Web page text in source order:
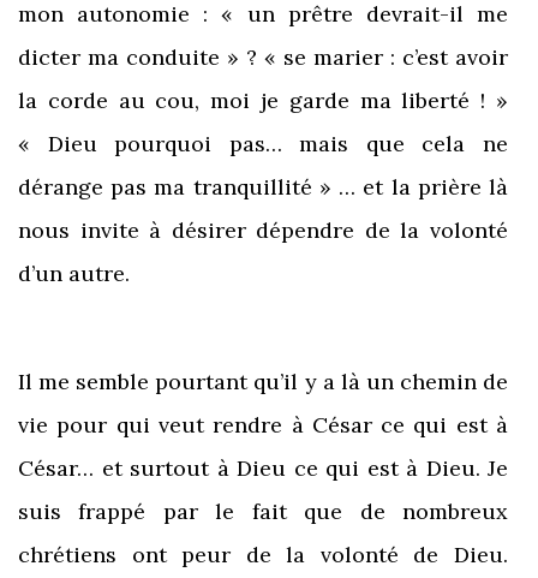
mon autonomie : « un prêtre devrait-il me
dicter ma conduite » ? « se marier : c’est avoir
la corde au cou, moi je garde ma liberté ! »
« Dieu pourquoi pas… mais que cela ne
dérange pas ma tranquillité » … et la prière là
nous invite à désirer dépendre de la volonté
d’un autre.
Il me semble pourtant qu’il y a là un chemin de
vie pour qui veut rendre à César ce qui est à
César… et surtout à Dieu ce qui est à Dieu. Je
suis frappé par le fait que de nombreux
chrétiens ont peur de la volonté de Dieu.